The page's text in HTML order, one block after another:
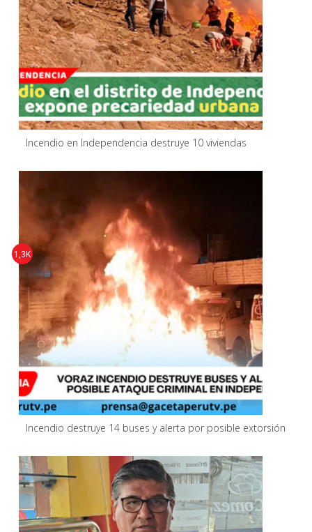
Incendio en Independencia destruye 10 viviendas
Incendio destruye 14 buses y alerta por posible extorsión
1,3K